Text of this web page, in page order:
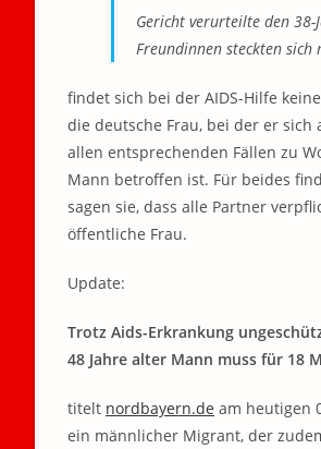
Gericht verurteilte den 38-
Freundinnen steckten sich
findet sich bei der AIDS-Hilfe
die deutsche Frau, bei der er sich
allen entsprechenden Fällen zu
Mann betroffen ist. Für beides
sagen sie, dass alle Partner
öffentliche Frau.
Update:
Trotz Aids-Erkrankung
48 Jahre alter Mann muss für 18
titelt nordbayern.de am heutigen
ein männlicher Migrant, der